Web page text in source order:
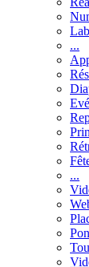
...
...